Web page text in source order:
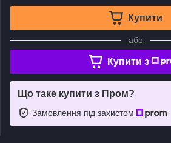
Купити
або
Купити з
Що таке купити з Пром?
Замовлення під захистом